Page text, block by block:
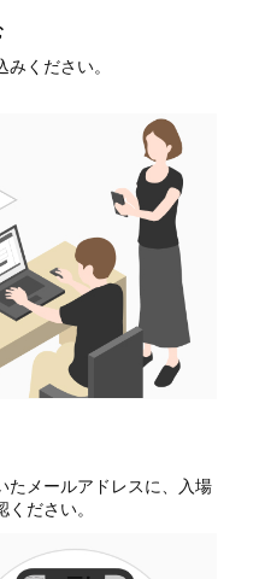
ください。
たメールアドレスに、入場
ださい。